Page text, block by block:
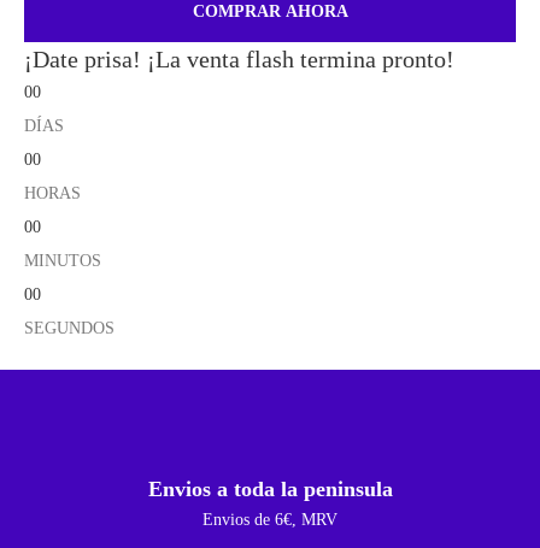
COMPRAR AHORA
¡Date prisa! ¡La venta flash termina pronto!
00
DÍAS
00
HORAS
00
MINUTOS
00
SEGUNDOS
Envios a toda la peninsula
Envios de 6€, MRV